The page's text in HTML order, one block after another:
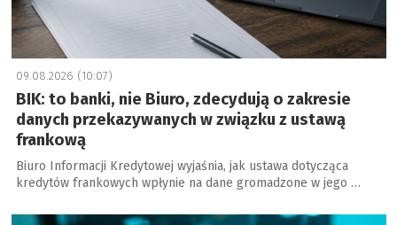
09.08.2026 (10:07)
BIK: to banki, nie Biuro, zdecydują o zakresie
danych przekazywanych w związku z ustawą
frankową
Biuro Informacji Kredytowej wyjaśnia, jak ustawa dotycząca
kredytów frankowych wpłynie na dane gromadzone w jego …
a